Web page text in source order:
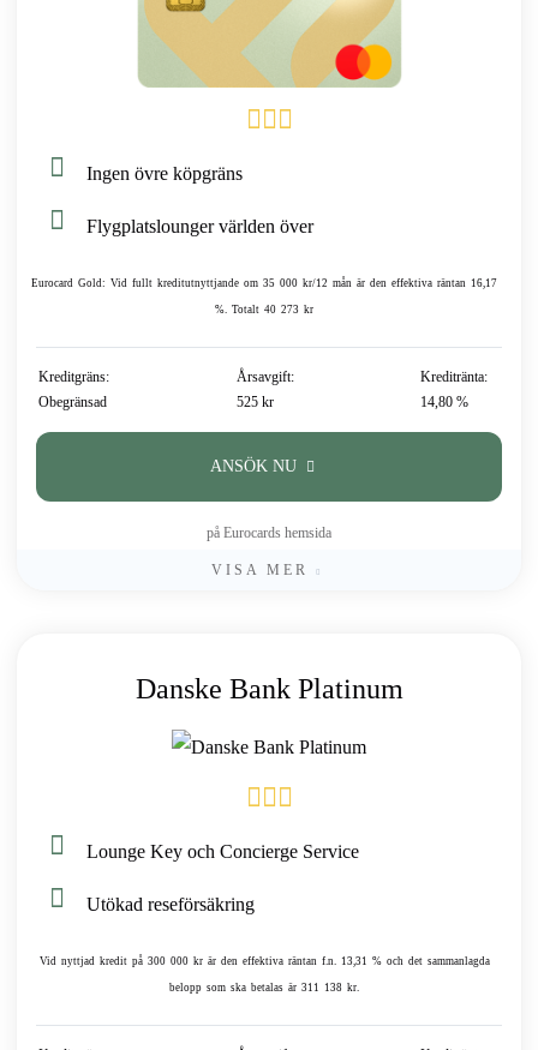
Ingen övre köpgräns
Flygplatslounger världen över
Eurocard Gold: Vid fullt kreditutnyttjande om 35 000 kr/12 mån är den effektiva räntan 16,17
%. Totalt 40 273 kr
Kreditgräns:
Obegränsad
Årsavgift:
525 kr
Kreditränta:
14,80 %
ANSÖK NU
på Eurocards hemsida
VISA MER
Danske Bank Platinum
Lounge Key och Concierge Service
Utökad reseförsäkring
Vid nyttjad kredit på 300 000 kr är den effektiva räntan f.n. 13,31 % och det sammanlagda
belopp som ska betalas är 311 138 kr.